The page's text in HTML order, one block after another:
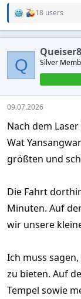
R
t
o
n
18 users
Q Silver
09.07.2026
Nach dem
Wat
größten und
Die Fahrt
Minuten. Auf
wir unsere
Ich muss
zu bieten. Auf
Tempel sowie